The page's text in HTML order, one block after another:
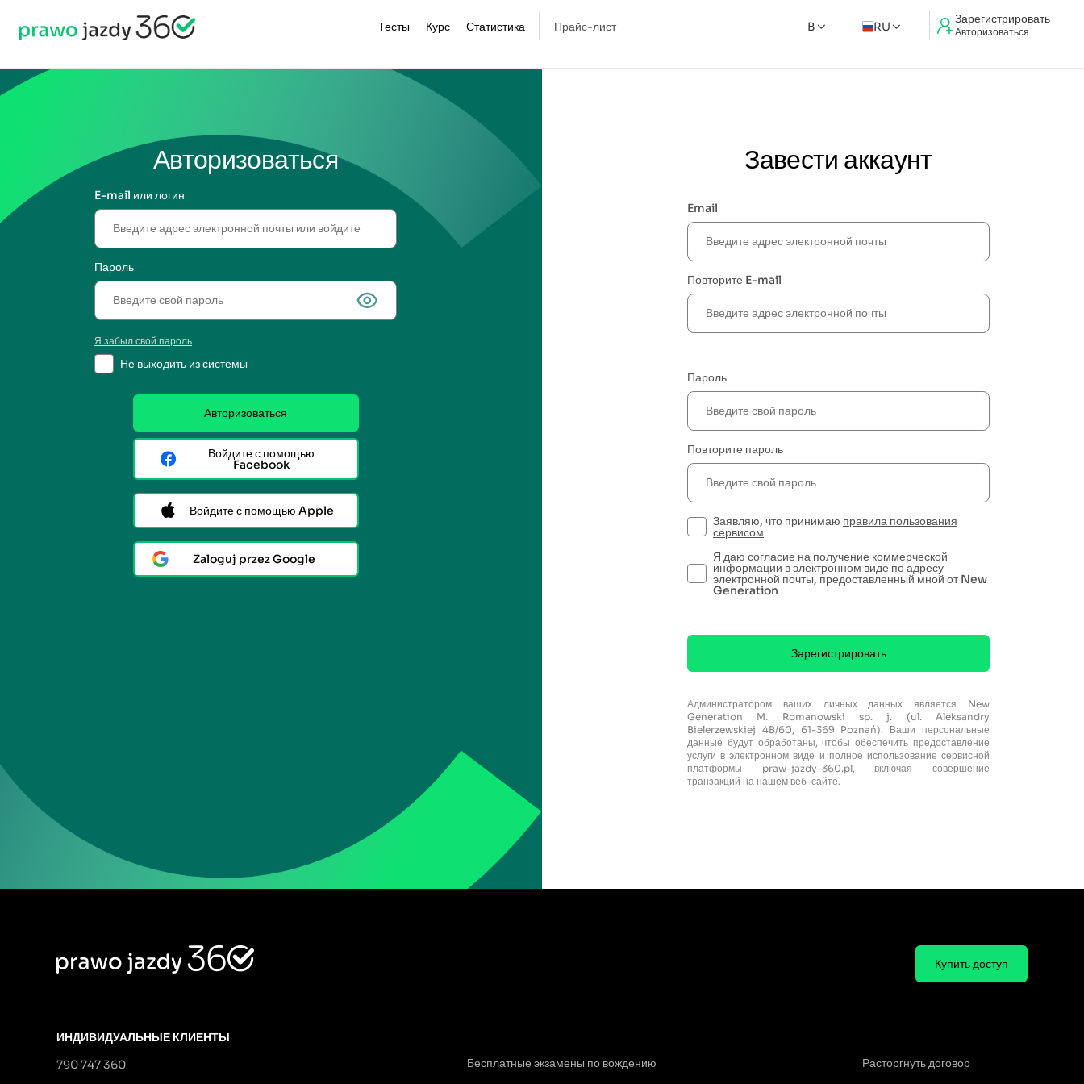
Зарегистрировать
Авторизоваться
RU
Тесты Курс Статистика Прайс-лист B
Авторизоваться
E-mail или логин
Пароль
Я забыл свой пароль
Не выходить из системы
Авторизоваться
Войдите с помощью
Facebook
Войдите с помощью Apple
Zaloguj przez Google
Завести аккаунт
Email
Повторите E-mail
Пароль
Повторите пароль
Заявляю, что принимаю правила пользования
сервисом
Я даю согласие на получение коммерческой
информации в электронном виде по адресу
электронной почты, предоставленный мной от New
Generation
Зарегистрировать
Администратором ваших личных данных является New
Generation M. Romanowski sp. j. (ul. Aleksandry
Bielerzewskiej 4B/60, 61-369 Poznań). Ваши персональные
данные будут обработаны, чтобы обеспечить предоставление
услуги в электронном виде и полное использование сервисной
платформы praw-jazdy-360.pl, включая совершение
транзакций на нашем веб-сайте.
Купить доступ
ИНДИВИДУАЛЬНЫЕ КЛИЕНТЫ
790 747 360
Бесплатные экзамены по вождению
Расторгнуть договор